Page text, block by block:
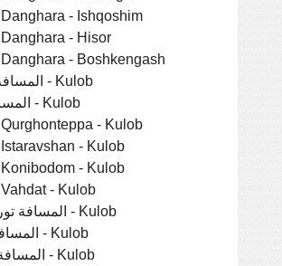
المسافة Danghara - Ishqoshim
المسافة Danghara - Hisor
المسافة Danghara - Boshkengash
المسافة دوشنبه - Kulob
المسافة خجند - Kulob
المسافة Qurghonteppa - Kulob
المسافة Istaravshan - Kulob
المسافة Konibodom - Kulob
المسافة Vahdat - Kulob
المسافة تورسونزاده - Kulob
المسافة اسفرة - Kulob
المسافة بنجكنت - Kulob